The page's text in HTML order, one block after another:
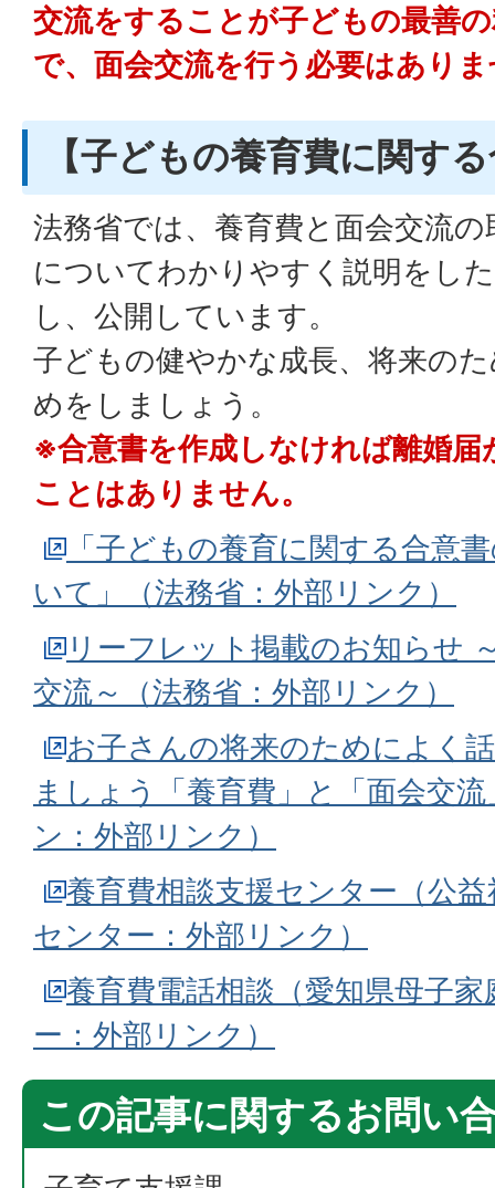
交流をすることが子どもの最善
で、面会交流を行う必要はあり
【子どもの養育費に関す
法務省では、養育費と面会交流
についてわかりやすく説明をし
し、公開しています。
子どもの健やかな成長、将来の
めをしましょう。
※合意書を作成しなければ離婚
ことはありません。
「子どもの養育に関する合意
いて」（法務省：外部リンク）
リーフレット掲載のお知らせ
交流～（法務省：外部リンク）
お子さんの将来のためによく
ましょう「養育費」と「面会交
ン：外部リンク）
養育費相談支援センター（公
センター：外部リンク）
養育費電話相談（愛知県母子
ー：外部リンク）
この記事に関するお問い